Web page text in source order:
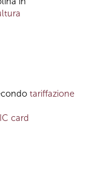
tariffazione
card